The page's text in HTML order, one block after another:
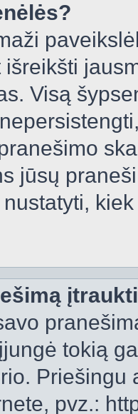
Visą
jūsų
tokią
pvz.: